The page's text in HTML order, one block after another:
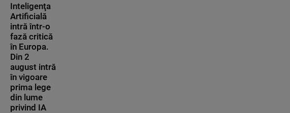
Inteligenţa
Artificială
intră într-o
fază critică
în Europa.
Din 2
august intră
în vigoare
prima lege
din lume
privind IA